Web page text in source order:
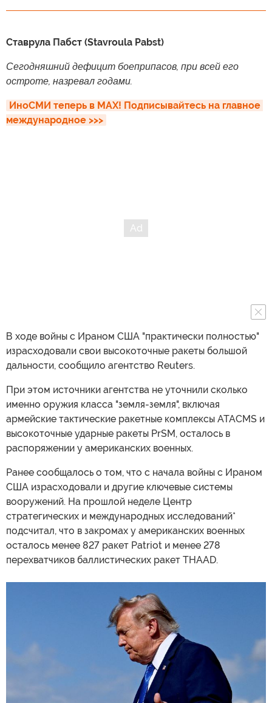
Ставрула Пабст (Stavroula Pabst)
Сегодняшний дефицит боеприпасов, при всей его
остроте, назревал годами.
ИноСМИ теперь в MAX! Подписывайтесь на главное
международное >>>
В ходе войны с Ираном США "практически полностью"
израсходовали свои высокоточные ракеты большой
дальности, сообщило агентство Reuters.
При этом источники агентства не уточнили сколько
именно оружия класса "земля-земля", включая
армейские тактические ракетные комплексы ATACMS и
высокоточные ударные ракеты PrSM, осталось в
распоряжении у американских военных.
Ранее сообщалось о том, что с начала войны с Ираном
США израсходовали и другие ключевые системы
вооружений. На прошлой неделе Центр
стратегических и международных исследований*
подсчитал, что в закромах у американских военных
осталось менее 827 ракет Patriot и менее 278
перехватчиков баллистических ракет THAAD.